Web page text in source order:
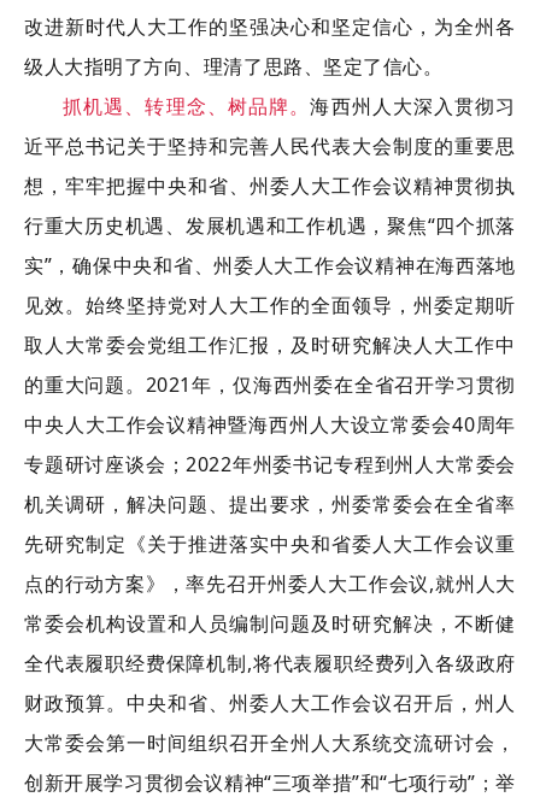
改进新时代人大工作的坚强决心和坚定信心，为全州各
级人大指明了方向、理清了思路、坚定了信心。
抓机遇、转理念、树品牌。海西州人大深入贯彻习
近平总书记关于坚持和完善人民代表大会制度的重要思
想，牢牢把握中央和省、州委人大工作会议精神贯彻执
行重大历史机遇、发展机遇和工作机遇，聚焦“四个抓落
实”，确保中央和省、州委人大工作会议精神在海西落地
见效。始终坚持党对人大工作的全面领导，州委定期听
取人大常委会党组工作汇报，及时研究解决人大工作中
的重大问题。2021年，仅海西州委在全省召开学习贯彻
中央人大工作会议精神暨海西州人大设立常委会40周年
专题研讨座谈会；2022年州委书记专程到州人大常委会
机关调研，解决问题、提出要求，州委常委会在全省率
先研究制定《关于推进落实中央和省委人大工作会议重
点的行动方案》，率先召开州委人大工作会议,就州人大
常委会机构设置和人员编制问题及时研究解决，不断健
全代表履职经费保障机制,将代表履职经费列入各级政府
财政预算。中央和省、州委人大工作会议召开后，州人
大常委会第一时间组织召开全州人大系统交流研讨会，
创新开展学习贯彻会议精神“三项举措”和“七项行动”；举